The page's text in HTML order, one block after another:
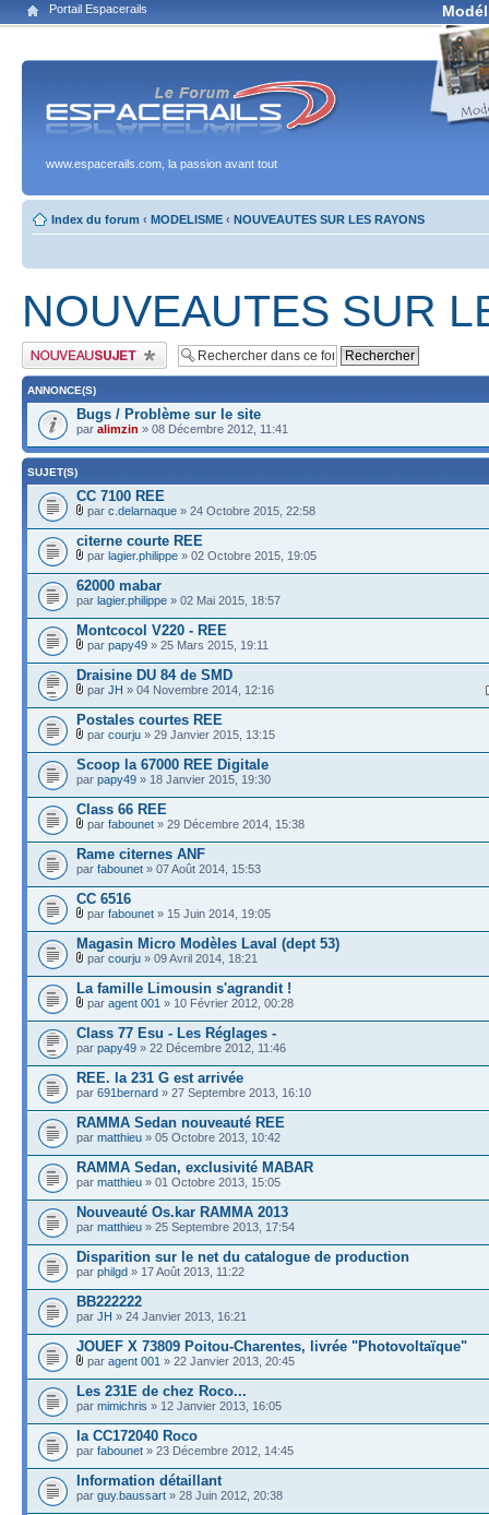
Portail Espacerails
www.espacerails.com, la passion avant tout
Index du forum ‹ MODELISME ‹ NOUVEAUTES SUR LES RAYONS
NOUVEAUTES SUR
Publier un nouveau sujet
ANNONCE(S)
Bugs / Problème sur le site
par alimzin » 08 Décembre 2012, 11:41
SUJET(S)
CC 7100 REE
par c.delarnaque » 24 Octobre 2015, 22:58
citerne courte REE
par lagier.philippe » 02 Octobre 2015, 19:05
62000 mabar
par lagier.philippe » 02 Mai 2015, 18:57
Montcocol V220 - REE
par papy49 » 25 Mars 2015, 19:11
Draisine DU 84 de SMD
par JH » 04 Novembre 2014, 12:16
Postales courtes REE
par courju » 29 Janvier 2015, 13:15
Scoop la 67000 REE Digitale
par papy49 » 18 Janvier 2015, 19:30
Class 66 REE
par fabounet » 29 Décembre 2014, 15:38
Rame citernes ANF
par fabounet » 07 Août 2014, 15:53
CC 6516
par fabounet » 15 Juin 2014, 19:05
Magasin Micro Modèles Laval (dept 53)
par courju » 09 Avril 2014, 18:21
La famille Limousin s'agrandit !
par agent 001 » 10 Février 2012, 00:28
Class 77 Esu - Les Réglages -
par papy49 » 22 Décembre 2012, 11:46
REE. la 231 G est arrivée
par 691bernard » 27 Septembre 2013, 16:10
RAMMA Sedan nouveauté REE
par matthieu » 05 Octobre 2013, 10:42
RAMMA Sedan, exclusivité MABAR
par matthieu » 01 Octobre 2013, 15:05
Nouveauté Os.kar RAMMA 2013
par matthieu » 25 Septembre 2013, 17:54
Disparition sur le net du catalogue de production
par philgd » 17 Août 2013, 11:22
BB222222
par JH » 24 Janvier 2013, 16:21
JOUEF X 73809 Poitou-Charentes, livrée "Photovoltaïque"
par agent 001 » 22 Janvier 2013, 20:45
Les 231E de chez Roco...
par mimichris » 12 Janvier 2013, 16:05
la CC172040 Roco
par fabounet » 23 Décembre 2012, 14:45
Information détaillant
par guy.baussart » 28 Juin 2012, 20:38